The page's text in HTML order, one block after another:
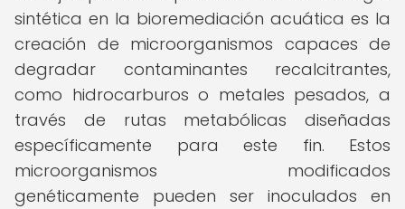
sintética en la bioremediación acuática es la
creación de microorganismos capaces de
degradar contaminantes recalcitrantes,
como hidrocarburos o metales pesados, a
través de rutas metabólicas diseñadas
específicamente para este fin. Estos
microorganismos modificados
genéticamente pueden ser inoculados en